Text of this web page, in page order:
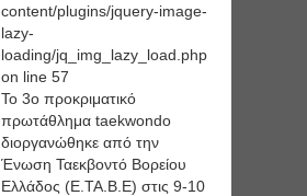
content/plugins/jquery-image-
lazy-
loading/jq_img_lazy_load.php
on line 57
Το 3ο προκριματικό
πρωτάθλημα taekwondo
διοργανώθηκε από την
Ένωση Ταεκβοντό Βορείου
Ελλάδος (Ε.ΤΑ.Β.Ε) στις 9-10